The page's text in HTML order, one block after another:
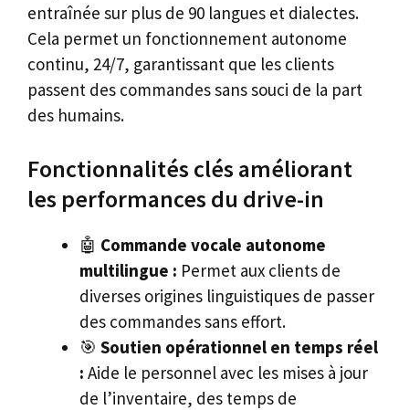
entraînée sur plus de 90 langues et dialectes.
Cela permet un fonctionnement autonome
continu, 24/7, garantissant que les clients
passent des commandes sans souci de la part
des humains.
Fonctionnalités clés améliorant
les performances du drive-in
🤖 Commande vocale autonome
multilingue : Permet aux clients de
diverses origines linguistiques de passer
des commandes sans effort.
🎯 Soutien opérationnel en temps réel
: Aide le personnel avec les mises à jour
de l’inventaire, des temps de